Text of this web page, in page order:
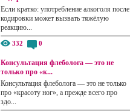
Если кратко: употребление алкоголя после
кодировки может вызвать тяжёлую
реакцию...
332 0
Консультация флеболога — это не
только про «к...
Консультация флеболога — это не только
про «красоту ног», а прежде всего про
здо...